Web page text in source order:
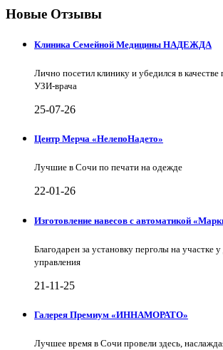
Новые Отзывы
Клиника Семейной Медицины НАДЕЖДА
Лично посетил клинику и убедился в
УЗИ-врача
25-07-26
Центр Мерча «НелепоНадето»
Лучшие в Сочи по печати на одежде
22-01-26
Изготовление навесов с автоматикой
Благодарен за установку перголы на участке
управления
21-11-25
Галерея Премиум «ИННАМОРАТО»
Лучшее время в Сочи провели здесь,